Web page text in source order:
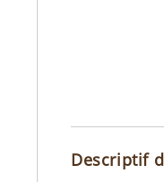
Descriptif